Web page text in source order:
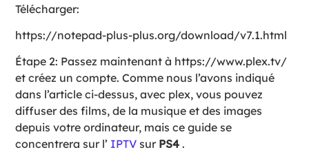
Télécharger:
https://notepad-plus-plus.org/download/v7.1.html
Étape 2: Passez maintenant à https://www.plex.tv/
et créez un compte. Comme nous l’avons indiqué
dans l’article ci-dessus, avec plex, vous pouvez
diffuser des films, de la musique et des images
depuis votre ordinateur, mais ce guide se
concentrera sur l’ IPTV sur PS4 .